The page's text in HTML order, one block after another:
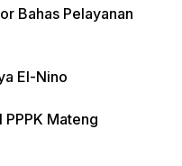
Bahas Pelayanan
El-Nino
PPPK Mateng